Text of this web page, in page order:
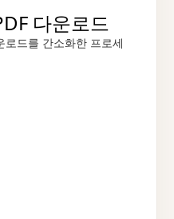
다운로드
드를 간소화한 프로세